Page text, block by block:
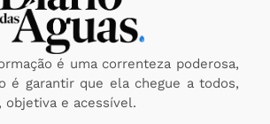
é uma correnteza poderosa,
é garantir que ela chegue a todos,
objetiva e acessível.